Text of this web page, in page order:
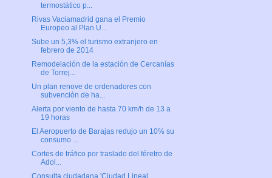
termostático p...
Rivas Vaciamadrid gana el Premio
Europeo al Plan U...
Sube un 5,3% el turismo extranjero en
febrero de 2014
Remodelación de la estación de Cercanías
de Torrej...
Un plan renove de ordenadores con
subvención de ha...
Alerta por viento de hasta 70 km/h de 13 a
19 horas
El Aeropuerto de Barajas redujo un 10% su
consumo ...
Cortes de tráfico por traslado del féretro de
Adol...